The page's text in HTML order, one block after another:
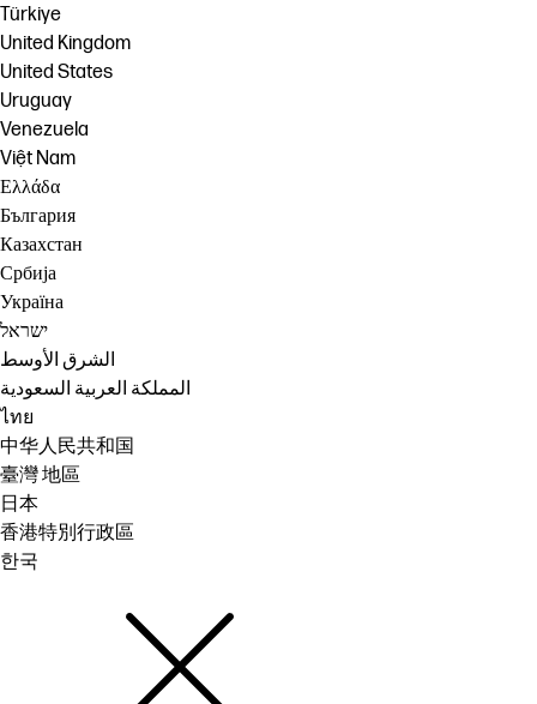
Türkiye
United Kingdom
United States
Uruguay
Venezuela
Việt Nam
Ελλάδα
България
Казахстан
Србија
Україна
ישראל
الشرق الأوسط
المملكة العربية السعودية
ไทย
中华人民共和国
臺灣 地區
日本
香港特別行政區
한국